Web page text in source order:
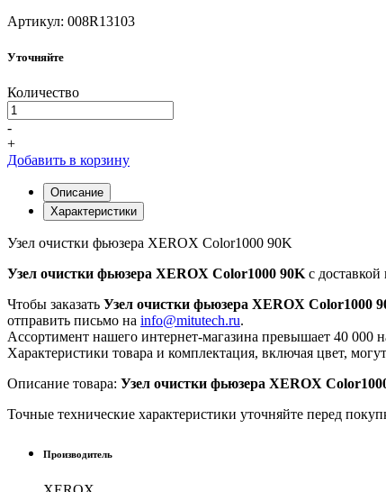
Артикул: 008R13103
Уточняйте
Количество
-
+
Добавить в корзину
Описание
Характеристики
Узел очистки фьюзера XEROX Color1000 90K
Узел очистки фьюзера XEROX Color1000 90K с
Чтобы заказать Узел очистки фьюзера XEROX Color1000
отправить письмо на info@mitutech.ru.
Ассортимент нашего интернет-магазина превышает 40 000
Характеристики товара и комплектация, включая цвет,
Описание товара: Узел очистки фьюзера XEROX
Точные технические характеристики уточняйте перед
Производитель